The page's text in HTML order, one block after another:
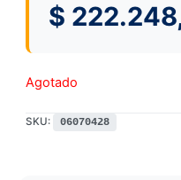
$
Agotado
SKU: 06070428